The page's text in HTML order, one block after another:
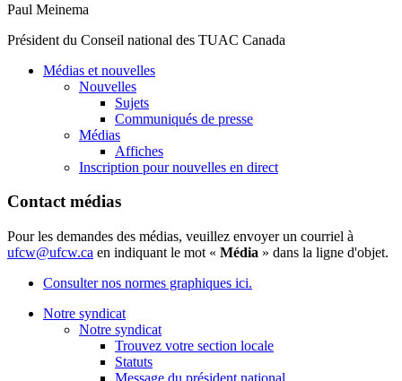
Paul Meinema
Président du Conseil national des TUAC Canada
Médias et nouvelles
Nouvelles
Sujets
Communiqués de presse
Médias
Affiches
Inscription pour nouvelles en direct
Contact médias
Pour les demandes des médias, veuillez envoyer un courriel à
ufcw@ufcw.ca en indiquant le mot « Média » dans la ligne d'objet.
Consulter nos normes graphiques ici.
Notre syndicat
Notre syndicat
Trouvez votre section locale
Statuts